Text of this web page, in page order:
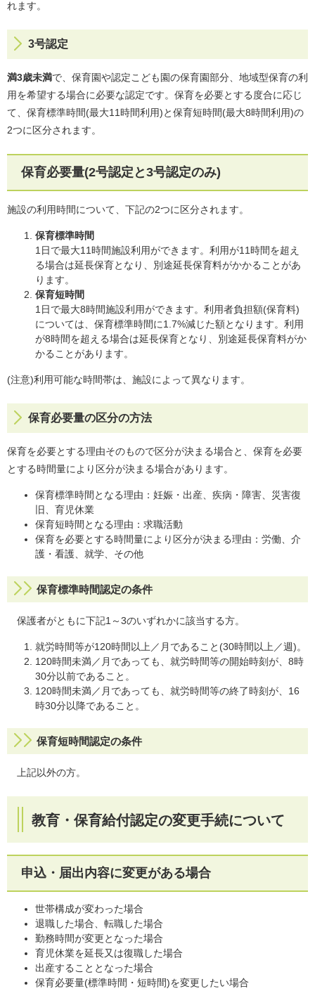
れます。
3号認定
満3歳未満で、保育園や認定こども園の保育園部分、地域型保育の利
用を希望する場合に必要な認定です。保育を必要とする度合に応じ
て、保育標準時間(最大11時間利用)と保育短時間(最大8時間利用)の
2つに区分されます。
保育必要量(2号認定と3号認定のみ)
施設の利用時間について、下記の2つに区分されます。
保育標準時間
1日で最大11時間施設利用ができます。利用が11時間を超え
る場合は延長保育となり、別途延長保育料がかかることがあ
ります。
保育短時間
1日で最大8時間施設利用ができます。利用者負担額(保育料)
については、保育標準時間に1.7%減じた額となります。利用
が8時間を超える場合は延長保育となり、別途延長保育料がか
かることがあります。
(注意)利用可能な時間帯は、施設によって異なります。
保育必要量の区分の方法
保育を必要とする理由そのもので区分が決まる場合と、保育を必要
とする時間量により区分が決まる場合があります。
保育標準時間となる理由：妊娠・出産、疾病・障害、災害復
旧、育児休業
保育短時間となる理由：求職活動
保育を必要とする時間量により区分が決まる理由：労働、介
護・看護、就学、その他
保育標準時間認定の条件
保護者がともに下記1～3のいずれかに該当する方。
就労時間等が120時間以上／月であること(30時間以上／週)。
120時間未満／月であっても、就労時間等の開始時刻が、8時
30分以前であること。
120時間未満／月であっても、就労時間等の終了時刻が、16
時30分以降であること。
保育短時間認定の条件
上記以外の方。
教育・保育給付認定の変更手続について
申込・届出内容に変更がある場合
世帯構成が変わった場合
退職した場合、転職した場合
勤務時間が変更となった場合
育児休業を延長又は復職した場合
出産することとなった場合
保育必要量(標準時間・短時間)を変更したい場合